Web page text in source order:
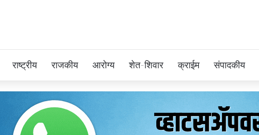
राष्ट्रीय राजकीय आरोग्य शेत-शिवार क्राईम संपादकीय